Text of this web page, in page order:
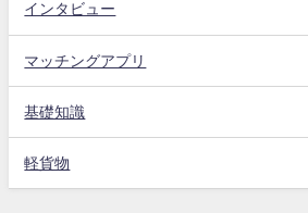
インタビュー
マッチングアプリ
基礎知識
軽貨物